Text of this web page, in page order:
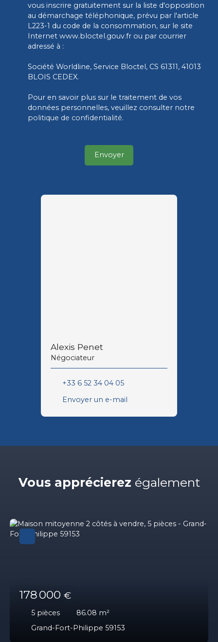
vous inscrire gratuitement sur la liste d'opposition
au démarchage téléphonique, prévu par l'article
L223-1 du code de la consommation, sur le site
Internet www.bloctel.gouv.fr ou par courrier
adressé à :
Société Worldline, Service Bloctel, CS 61311, 41013
BLOIS CEDEX.
Pour en savoir plus sur le traitement de vos
données personnelles, veuillez consulter notre
politique de confidentialité.
Envoyer
Alexis Penet
Négociateur
+33 6 52 34 04 05
Envoyer un e-mail
Vous apprécierez également
178 000 €
5 pièces 86.08 m²
Grand-Fort-Philippe 59153